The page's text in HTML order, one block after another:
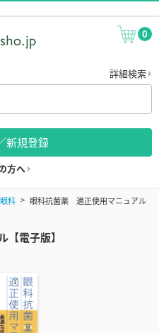
0
詳細検索
新規登録
方へ
眼科 眼科抗菌薬 適正使用マニュアル
電子版】